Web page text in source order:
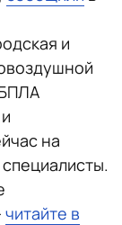
и
на
читайте в